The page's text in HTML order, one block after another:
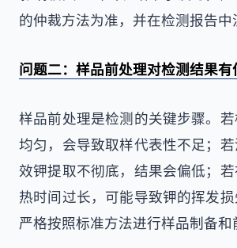
的仲裁方法为准，并在检测报告中
问题二：样品前处理对检测结果有
样品前处理是检测的关键步骤。
均匀，会导致取样代表性不足；
效钾提取不彻底，结果会偏低；
热时间过长，可能导致钾的挥发
严格按照标准方法进行样品制备和